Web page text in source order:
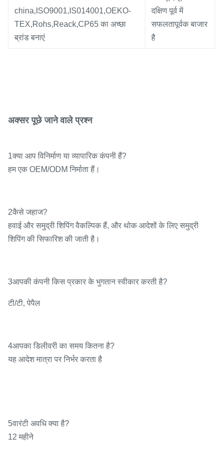
china,ISO9001,IS014001,OEKO-
TEX,Rohs,Reack,CP65 का अच्छा
ब्रांड बनाएं
दक्षिण पूर्व में
सफलतापूर्वक बाजार
है
अक्सर पूछे जाने वाले प्रश्न
1क्या आप विनिर्माण या व्यापारिक कंपनी हैं?
हम एक OEM/ODM निर्माता हैं।
2कैसे जहाज?
हवाई और समुद्री शिपिंग वैकल्पिक हैं, और थोक आदेशों के लिए समुद्री
शिपिंग की सिफारिश की जाती है।
3आपकी कंपनी किस प्रकार के भुगतान स्वीकार करती है?
टी/टी, पेपैल
4आपका डिलीवरी का समय कितना है?
यह आदेश मात्रा पर निर्भर करता है
5वारंटी अवधि क्या है?
12 महीने